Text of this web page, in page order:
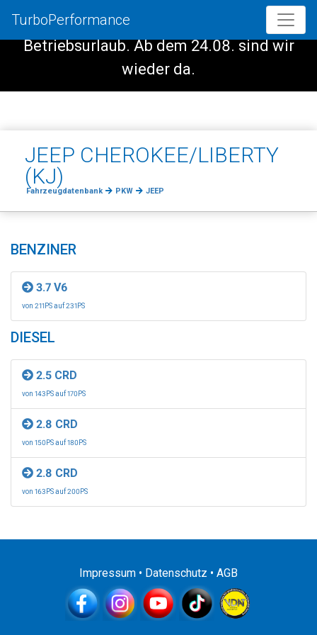
Vom 08.08. - 23.08. haben wir
Betriebsurlaub. Ab dem 24.08. sind wir
wieder da.
TurboPerformance
JEEP CHEROKEE/LIBERTY
(KJ)
Fahrzeugdatenbank PKW JEEP
BENZINER
3.7 V6
von 211PS auf 231PS
DIESEL
2.5 CRD
von 143PS auf 170PS
2.8 CRD
von 150PS auf 180PS
2.8 CRD
von 163PS auf 200PS
Impressum • Datenschutz • AGB